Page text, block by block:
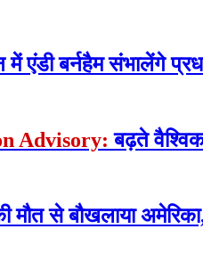
में एंडी बर्नहैम संभालेंगे
Advisory: बढ़ते
मौत से बौखलाया